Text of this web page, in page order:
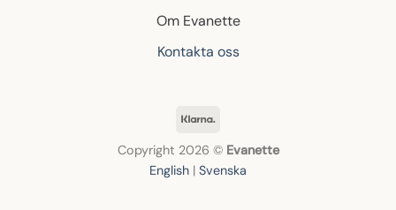
Om Evanette
Kontakta oss
Klarna
Copyright 2026 © Evanette
English | Svenska